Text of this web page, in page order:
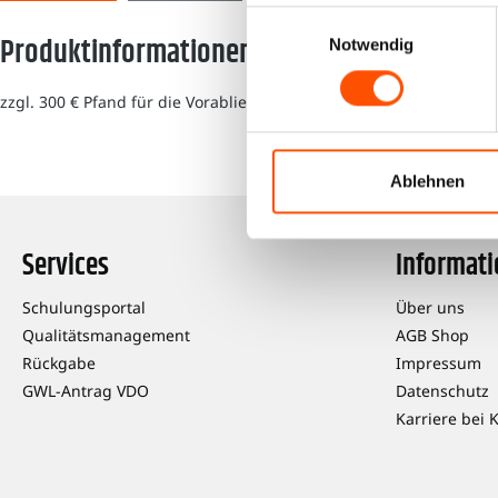
Notwendig
Ablehnen
Produktinformationen "RAS MTCO-1324-
zzgl. 300 € Pfand für die Vorablieferung.
Services
Schulungsportal
Qualitätsmanagement
Rückgabe
GWL-Antrag VDO
Über uns
AGB Shop
Impressum
Datenschutz
Karriere bei